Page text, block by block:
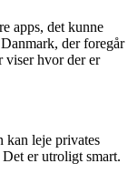
apps, det kunne
der foregår
viser hvor der er
kan leje privates
er utroligt smart.